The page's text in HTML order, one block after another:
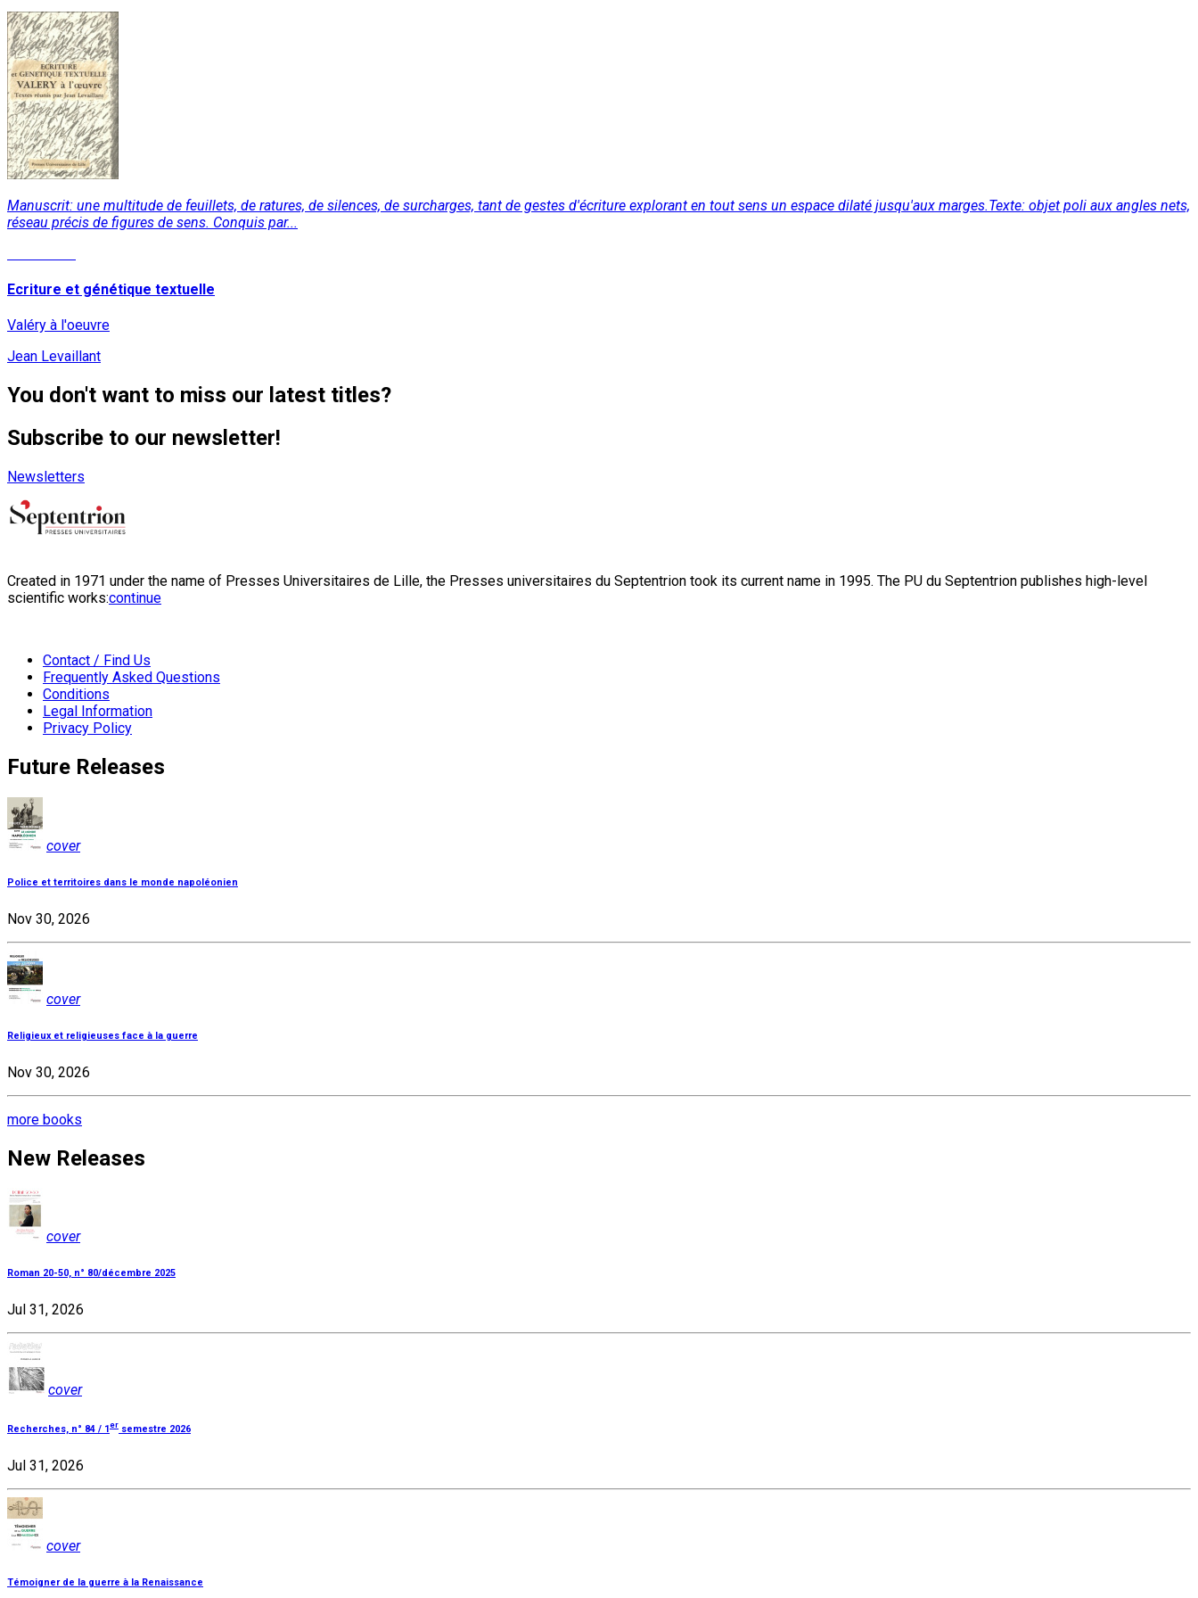
Manuscrit: une multitude de feuillets, de ratures, de silences, de surcharges, tant de gestes d'écriture explorant en tout sens un espace dilaté jusqu'aux marges.Texte: objet poli aux angles nets,
réseau précis de figures de sens. Conquis par...
Ecriture et génétique textuelle
Valéry à l'oeuvre
Jean Levaillant
You don't want to miss our latest titles?
Subscribe to our newsletter!
Newsletters
Created in 1971 under the name of Presses Universitaires de Lille, the Presses universitaires du Septentrion took its current name in 1995. The PU du Septentrion publishes high-level
scientific works:continue
Contact / Find Us
Frequently Asked Questions
Conditions
Legal Information
Privacy Policy
Future Releases
cover
Police et territoires dans le monde napoléonien
Nov 30, 2026
cover
Religieux et religieuses face à la guerre
Nov 30, 2026
more books
New Releases
cover
Roman 20-50, n° 80/décembre 2025
Jul 31, 2026
cover
Recherches, n° 84 / 1er semestre 2026
Jul 31, 2026
cover
Témoigner de la guerre à la Renaissance